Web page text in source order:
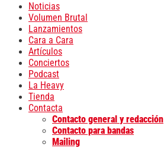
Noticias
Volumen Brutal
Lanzamientos
Cara a Cara
Artículos
Conciertos
Podcast
La Heavy
Tienda
Contacta
Contacto general y redacción
Contacto para bandas
Mailing